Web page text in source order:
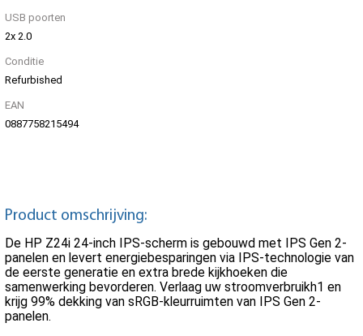
USB poorten
2x 2.0
Conditie
Refurbished
EAN
0887758215494
Product omschrijving:
De HP Z24i 24-inch IPS-scherm is gebouwd met IPS Gen 2-
panelen en levert energiebesparingen via IPS-technologie van
de eerste generatie en extra brede kijkhoeken die
samenwerking bevorderen. Verlaag uw stroomverbruikh1 en
krijg 99% dekking van sRGB-kleurruimten van IPS Gen 2-
panelen.